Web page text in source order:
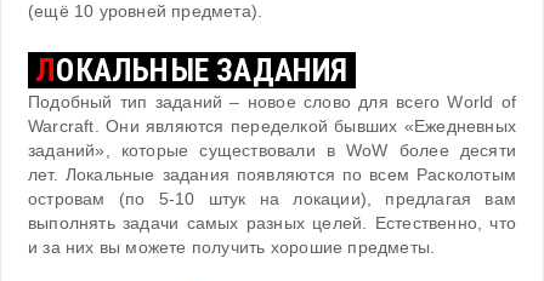
(ещё 10 уровней предмета).
ЛОКАЛЬНЫЕ ЗАДАНИЯ
Подобный тип заданий – новое слово для всего World of
Warcraft. Они являются переделкой бывших «Ежедневных
заданий», которые существовали в WoW более десяти
лет. Локальные задания появляются по всем Расколотым
островам (по 5-10 штук на локации), предлагая вам
выполнять задачи самых разных целей. Естественно, что
и за них вы можете получить хорошие предметы.